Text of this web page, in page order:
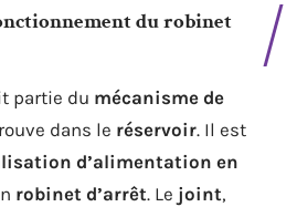
du robinet
partie du mécanisme de
dans le réservoir. Il est
d’alimentation en
robinet d’arrêt. Le joint,